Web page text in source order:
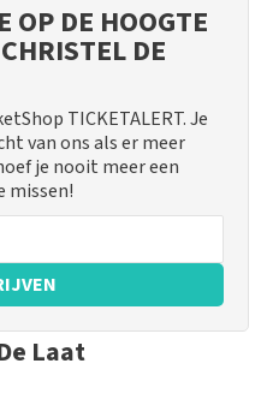
OP DE HOOGTE
DE
TICKETALERT. Je
van ons als er meer
je nooit meer een
missen!
Laat